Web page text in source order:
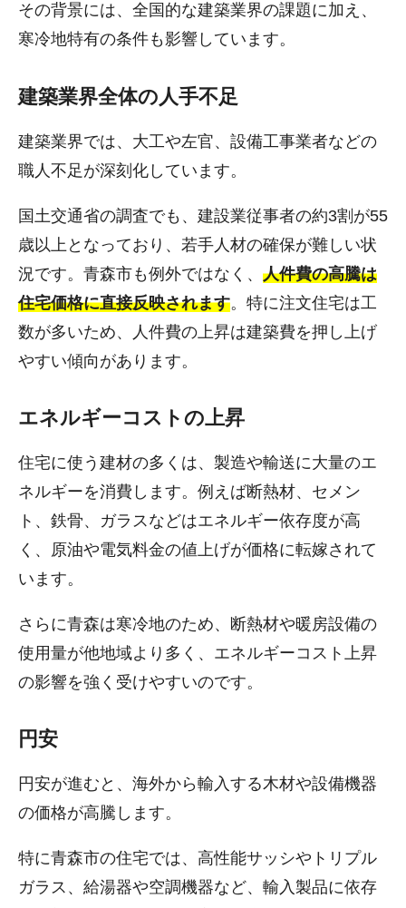
その背景には、全国的な建築業界の課題に加え、
寒冷地特有の条件も影響しています。
建築業界全体の人手不足
建築業界では、大工や左官、設備工事業者などの
職人不足が深刻化しています。
国土交通省の調査でも、建設業従事者の約3割が55
歳以上となっており、若手人材の確保が難しい状
況です。青森市も例外ではなく、 人件費の高騰は
住宅価格に直接反映されます。特に注文住宅は工
数が多いため、人件費の上昇は建築費を押し上げ
やすい傾向があります。
エネルギーコストの上昇
住宅に使う建材の多くは、製造や輸送に大量のエ
ネルギーを消費します。例えば断熱材、セメン
ト、鉄骨、ガラスなどはエネルギー依存度が高
く、原油や電気料金の値上げが価格に転嫁されて
います。
さらに青森は寒冷地のため、断熱材や暖房設備の
使用量が他地域より多く、エネルギーコスト上昇
の影響を強く受けやすいのです。
円安
円安が進むと、海外から輸入する木材や設備機器
の価格が高騰します。
特に青森市の住宅では、高性能サッシやトリプル
ガラス、給湯器や空調機器など、輸入製品に依存